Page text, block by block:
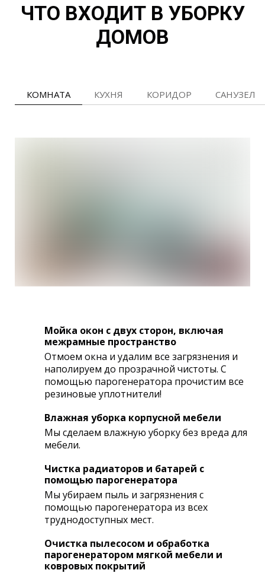
ЧТО ВХОДИТ В УБОРКУ
ДОМОВ
КОМНАТА КУХНЯ КОРИДОР САНУЗЕЛ
Мойка окон с двух сторон, включая
межрамные пространство
Отмоем окна и удалим все загрязнения и
наполируем до прозрачной чистоты. С
помощью парогенератора прочистим все
резиновые уплотнители!
Влажная уборка корпусной мебели
Мы сделаем влажную уборку без вреда для
мебели.
Чистка радиаторов и батарей с
помощью парогенератора
Мы убираем пыль и загрязнения с
помощью парогенератора из всех
труднодоступных мест.
Очистка пылесосом и обработка
парогенератором мягкой мебели и
ковровых покрытий